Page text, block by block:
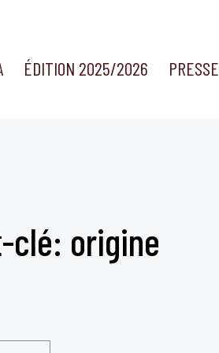
ÉDITION 2025/2026 PRESSE
clé: origine